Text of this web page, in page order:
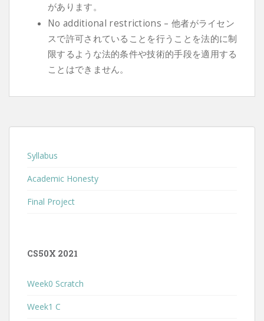
があります。
No additional restrictions – 他者がライセン
スで許可されていることを行うことを法的に制
限するような法的条件や技術的手段を適用する
ことはできません。
Syllabus
Academic Honesty
Final Project
CS50X 2021
Week0 Scratch
Week1 C